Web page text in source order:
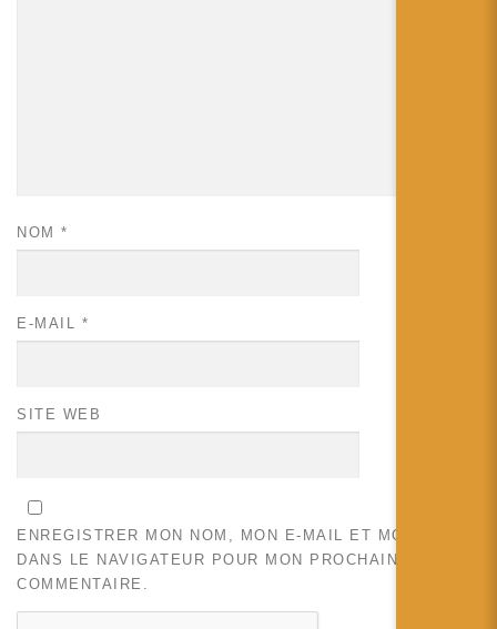
NOM *
E-MAIL *
SITE WEB
ENREGISTRER MON NOM, MON E-MAIL ET MON SITE
DANS LE NAVIGATEUR POUR MON PROCHAIN
COMMENTAIRE.